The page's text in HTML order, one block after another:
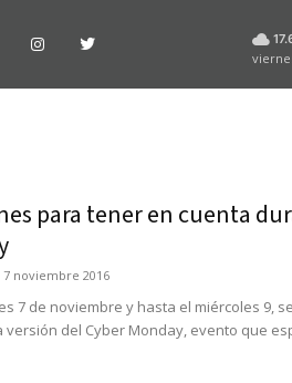
para tener en cuenta
7 noviembre 2016
7 de noviembre y hasta el miércoles 9, se
del Cyber Monday, evento que